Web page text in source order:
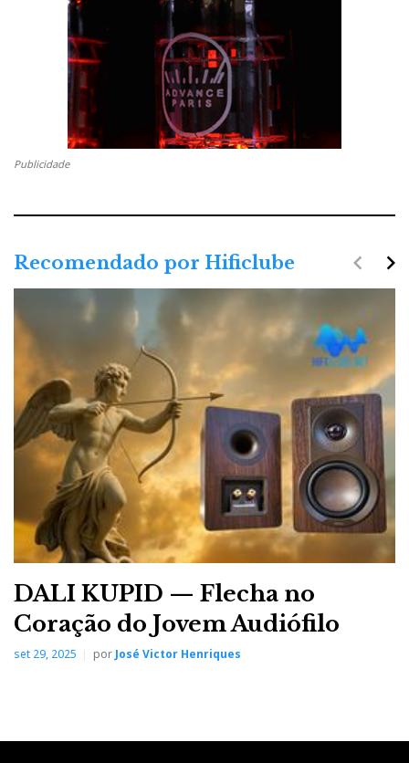
Publicidade
Recomendado por Hificlube
DALI KUPID — Flecha no
Coração do Jovem Audiófilo
set 29, 2025 porJosé Victor Henriques
navigate_next
navigate_before